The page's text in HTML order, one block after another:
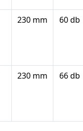
230 mm 60 db
230 mm 66 db